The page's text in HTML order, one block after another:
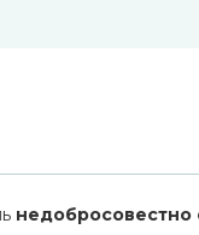
недобросовестно